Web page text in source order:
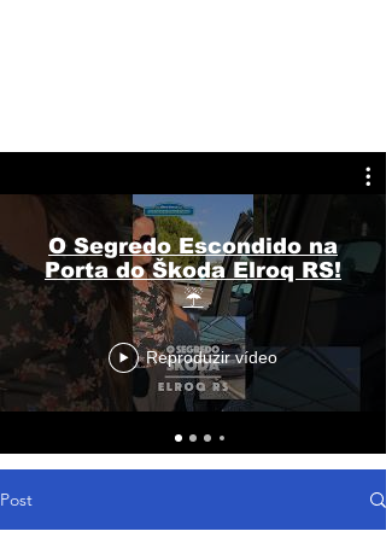
O Segredo Escondido na
Porta do Škoda Elroq RS!
☔
Reproduzir vídeo
Post